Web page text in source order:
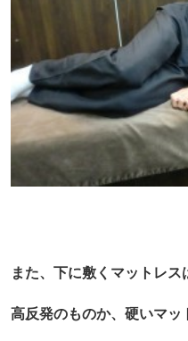
また、下に敷くマットレ
高反発のものか、硬いマッ